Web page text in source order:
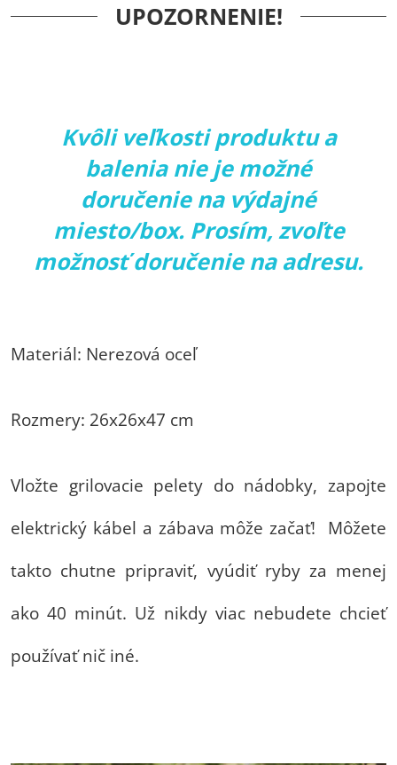
UPOZORNENIE!
Kvôli veľkosti produktu a
balenia nie je možné
doručenie na výdajné
miesto/box. Prosím, zvoľte
možnosť doručenie na adresu.
Materiál: Nerezová oceľ
Rozmery: 26x26x47 cm
Vložte grilovacie pelety do nádobky, zapojte
elektrický kábel a zábava môže začať! Môžete
takto chutne pripraviť, vyúdiť ryby za menej
ako 40 minút. Už nikdy viac nebudete chcieť
používať nič iné.